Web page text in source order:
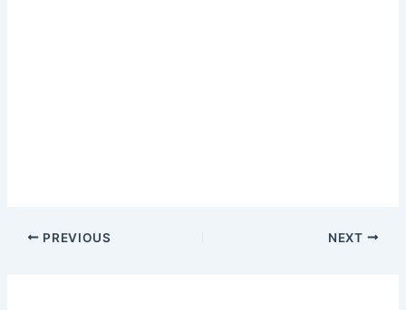
PREVIOUS NEXT